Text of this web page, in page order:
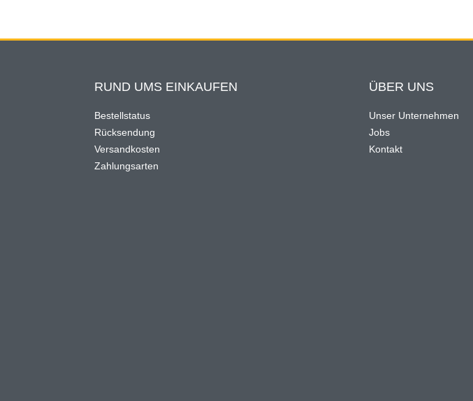
RUND UMS EINKAUFEN
Bestellstatus
Rücksendung
Versandkosten
Zahlungsarten
ÜBER UNS
Unser Unternehmen
Jobs
Kontakt